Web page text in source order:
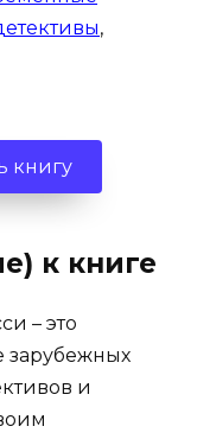
,
книгу
к книге
– это
зарубежных
и